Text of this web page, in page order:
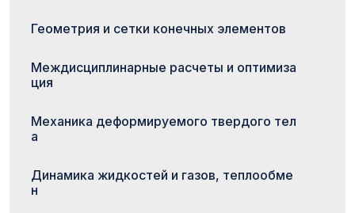
Геометрия и сетки конечных элементов
Междисциплинарные расчеты и оптимиза
ция
Механика деформируемого твердого тел
а
Динамика жидкостей и газов, теплообме
н